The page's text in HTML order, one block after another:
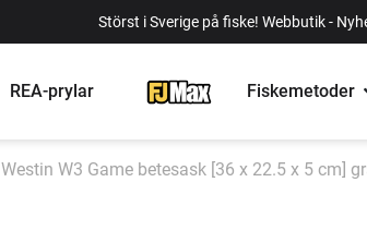
Störst i Sverige på fiske! Webbutik -
REA-prylar Fiskemetoder
Westin W3 Game betesask [36 x 22.5 x 5 cm]